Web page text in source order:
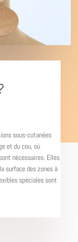
sous-cutanées
et du cou, où
nécessaires. Elles
surface des zones à
spéciales sont